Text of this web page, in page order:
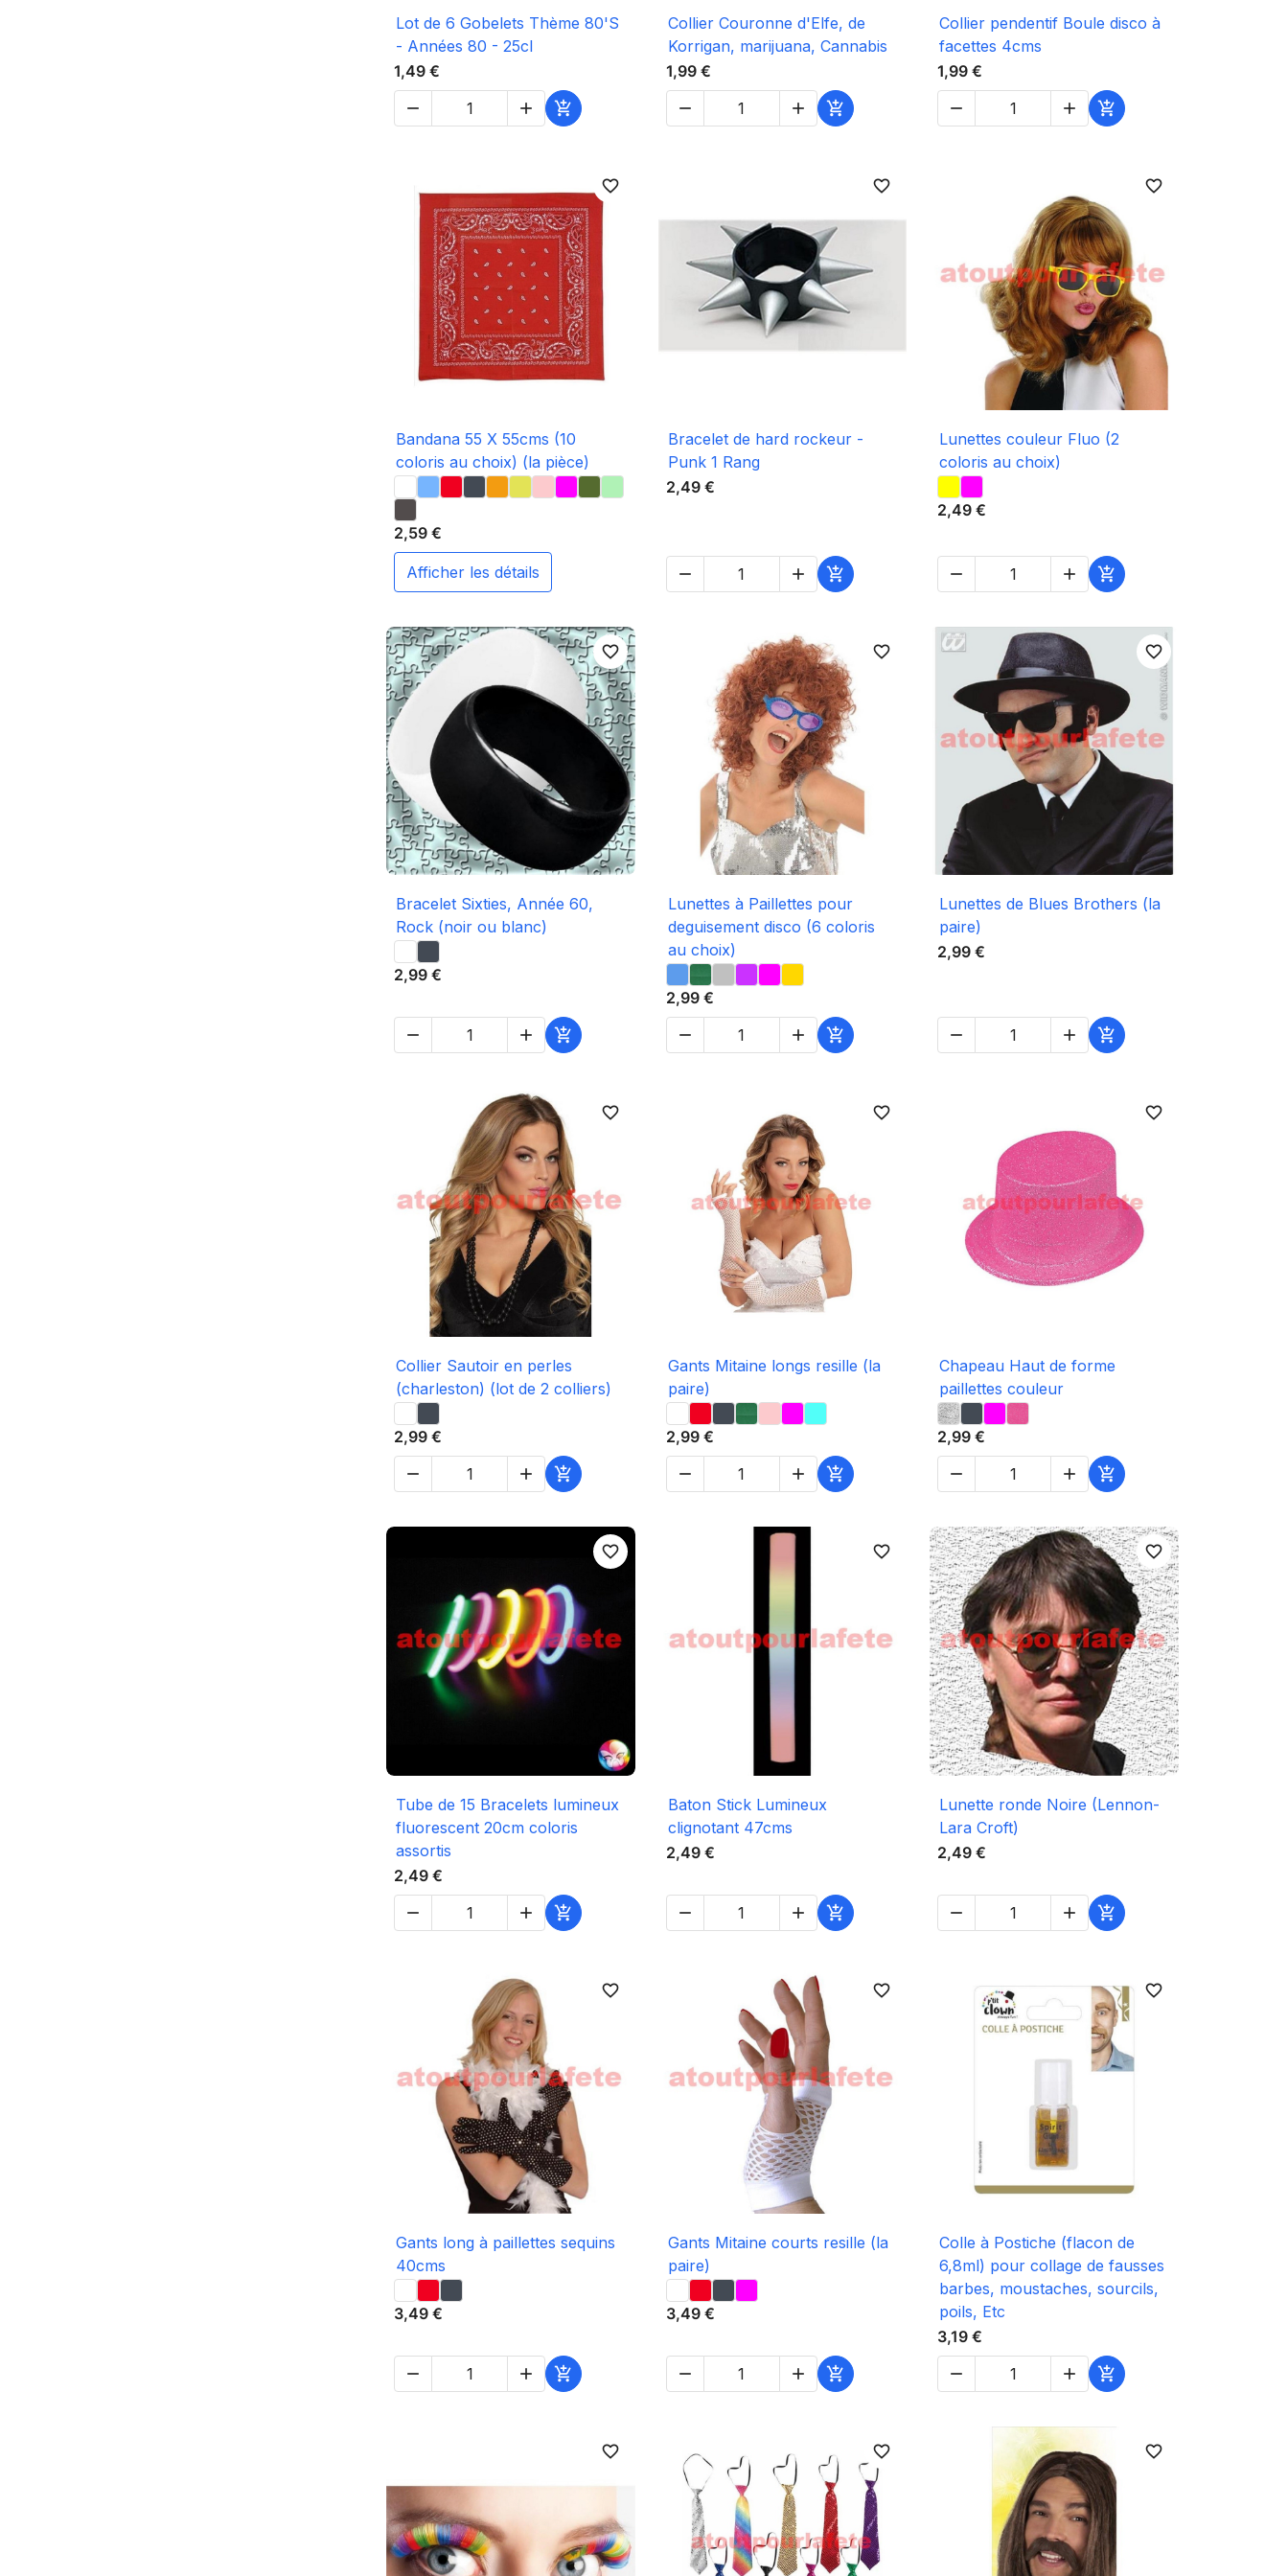
Aperçu rapide
Lot de 6 Gobelets Thème 80'S
- Années 80 - 25cl
1,49 €

 
Aperçu rapide
Collier Couronne d'Elfe, de
Korrigan, marijuana, Cannabis
1,99 €

 
Aperçu rapide
Collier pendentif Boule disco à
facettes 4cms
1,99 €

 
Aperçu rapide
favorite_border
Bandana 55 X 55cms (10
coloris au choix) (la pièce)
2,59 €
afficher les détails
Aperçu rapide
favorite_border
Bracelet de hard rockeur -
Punk 1 Rang
2,49 €
  
Aperçu rapide
favorite_border
Lunettes couleur Fluo (2
coloris au choix)
2,49 €
  
Aperçu rapide
favorite_border
Bracelet Sixties, Année 60,
Rock (noir ou blanc)
2,99 €
  
Aperçu rapide
favorite_border
Lunettes à Paillettes pour
deguisement disco (6 coloris
au choix)
2,99 €

 
Aperçu rapide
favorite_border
Lunettes de Blues Brothers (la
paire)
2,99 €
  
Aperçu rapide
favorite_border
Collier Sautoir en perles
(charleston) (lot de 2 colliers)
2,99 €

 
Aperçu rapide
favorite_border
Gants Mitaine longs resille (la
paire)
2,99 €

 
Aperçu rapide
favorite_border
Chapeau Haut de forme
paillettes couleur
2,99 €

 
Aperçu rapide
favorite_border
Tube de 15 Bracelets lumineux
fluorescent 20cm coloris
assortis
2,49 €

 
Aperçu rapide
favorite_border
Baton Stick Lumineux
clignotant 47cms
2,49 €
  
Aperçu rapide
favorite_border
Lunette ronde Noire (Lennon-
Lara Croft)
2,49 €
  
Aperçu rapide
favorite_border
Gants long à paillettes sequins
40cms
3,49 €
  
Aperçu rapide
favorite_border
Gants Mitaine courts resille (la
paire)
3,49 €
  
Aperçu rapide
favorite_border
Colle à Postiche (flacon de
6,8ml) pour collage de fausses
barbes, moustaches, sourcils,
poils, Etc
3,19 €

 
favorite_border favorite_border favorite_border